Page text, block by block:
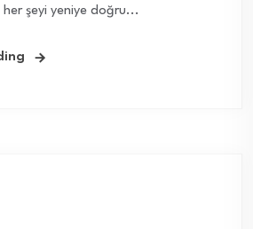
her şeyi yeniye doğru...